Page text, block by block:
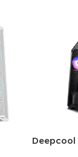
Deepcool